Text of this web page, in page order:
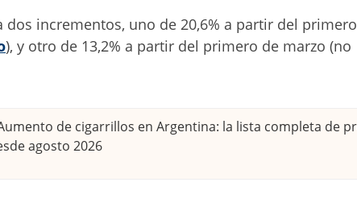
dos incrementos, uno de 20,6% a partir del
), y otro de 13,2% a partir del primero de marzo (no
de cigarrillos en Argentina: la lista completa de
agosto 2026